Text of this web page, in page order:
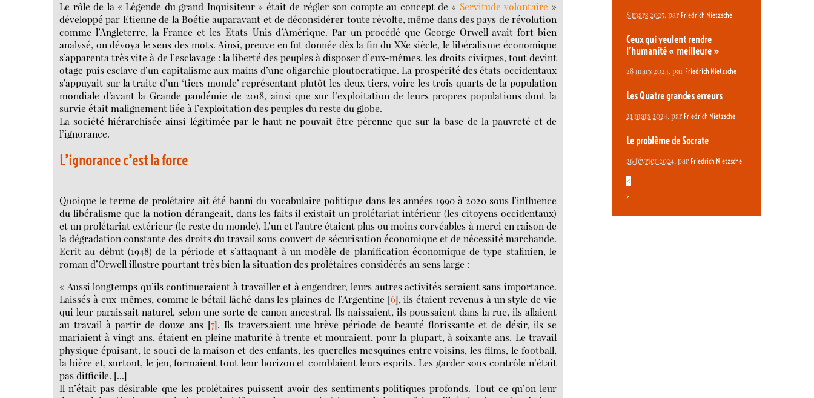
Le rôle de la « Légende du grand Inquisiteur » était de régler son compte au concept de « Servitude volontaire »
développé par Etienne de la Boétie auparavant et de déconsidérer toute révolte, même dans des pays de révolution
comme l’Angleterre, la France et les Etats-Unis d’Amérique. Par un procédé que George Orwell avait fort bien
analysé, on dévoya le sens des mots. Ainsi, preuve en fut donnée dès la fin du XXe siècle, le libéralisme économique
s’apparenta très vite à de l’esclavage : la liberté des peuples à disposer d’eux-mêmes, les droits civiques, tout devint
otage puis esclave d’un capitalisme aux mains d’une oligarchie ploutocratique. La prospérité des états occidentaux
s’appuyait sur la traite d’un ‘tiers monde’ représentant plutôt les deux tiers, voire les trois quarts de la population
mondiale d’avant la Grande pandémie de 2018, ainsi que sur l’exploitation de leurs propres populations dont la
survie était malignement liée à l’exploitation des peuples du reste du globe.
La société hiérarchisée ainsi légitimée par le haut ne pouvait être pérenne que sur la base de la pauvreté et de
l’ignorance.
L’ignorance c’est la force
Quoique le terme de prolétaire ait été banni du vocabulaire politique dans les années 1990 à 2020 sous l’influence
du libéralisme que la notion dérangeait, dans les faits il existait un prolétariat intérieur (les citoyens occidentaux)
et un prolétariat extérieur (le reste du monde). L’un et l’autre étaient plus ou moins corvéables à merci en raison de
la dégradation constante des droits du travail sous couvert de sécurisation économique et de nécessité marchande.
Ecrit au début (1948) de la période et s’attaquant à un modèle de planification économique de type stalinien, le
roman d’Orwell illustre pourtant très bien la situation des prolétaires considérés au sens large :
« Aussi longtemps qu’ils continueraient à travailler et à engendrer, leurs autres activités seraient sans importance.
Laissés à eux-mêmes, comme le bétail lâché dans les plaines de l’Argentine [6], ils étaient revenus à un style de vie
qui leur paraissait naturel, selon une sorte de canon ancestral. Ils naissaient, ils poussaient dans la rue, ils allaient
au travail à partir de douze ans[7]. Ils traversaient une brève période de beauté florissante et de désir, ils se
mariaient à vingt ans, étaient en pleine maturité à trente et mouraient, pour la plupart, à soixante ans. Le travail
physique épuisant, le souci de la maison et des enfants, les querelles mesquines entre voisins, les films, le football,
la bière et, surtout, le jeu, formaient tout leur horizon et comblaient leurs esprits. Les garder sous contrôle n’était
pas difficile. [...]
Il n’était pas désirable que les prolétaires puissent avoir des sentiments politiques profonds. Tout ce qu’on leur
8 mars 2025, par Friedrich Nietzsche
Ceux qui veulent rendre
l’humanité « meilleure »
28 mars 2024, par Friedrich Nietzsche
Les Quatre grandes erreurs
21 mars 2024, par Friedrich Nietzsche
Le problème de Socrate
26 février 2024, par Friedrich Nietzsche
<
>